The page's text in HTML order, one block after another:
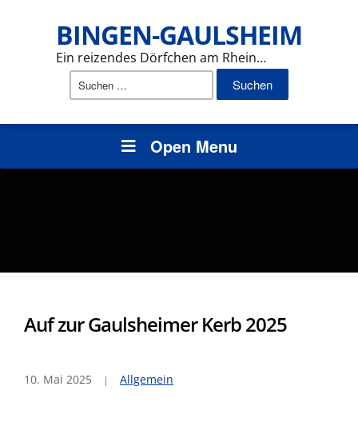
BINGEN-GAULSHEIM
Ein reizendes Dörfchen am Rhein…
Suchen
Open Menu
Auf zur Gaulsheimer Kerb 2025
10. Mai 2025 Allgemein